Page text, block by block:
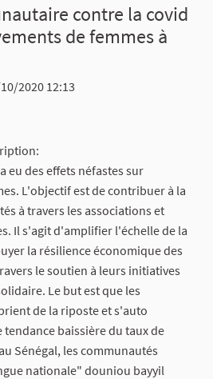
contre la covid
de femmes à
2020 12:13
eu des effets néfastes sur
L'objectif est de contribuer à la
à travers les associations et
Il s'agit d'amplifier l'échelle de la
la résilience économique des
le soutien à leurs initiatives
Le but est que les
de la riposte et s'auto
baissière du taux de
Sénégal, les communautés
nationale" douniou bayyil